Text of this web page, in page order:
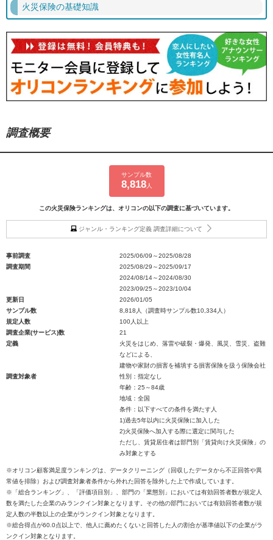
火災保険の基礎知識
調査概要
サンプル数
8,818人
この火災保険ランキングは、オリコンの以下の調査に基づいています。
ジャンル・ランキング定義 調査詳細について
事前調査
2025/06/09～2025/08/28
調査期間
2025/08/29～2025/09/17
2024/08/14～2024/08/30
2023/09/25～2023/10/04
更新日
2026/01/05
サンプル数
8,818人（調査時サンプル数10,334人）
規定人数
100人以上
調査企業(サービス)数
21
定義
火災をはじめ、落雷や破裂・爆発、風災、雪災、盗難
などによる、
建物や家財の損害を補填する損害保険を扱う保険会社
調査対象者
性別：指定なし
年齢：25～84歳
地域：全国
条件：以下すべての条件を満たす人
1)過去5年以内に火災保険に加入した
2)火災保険へ加入する際に選定に関与した
ただし、賃貸居住者は部門別「賃貸向け火災保険」の
み対象とする
※オリコン顧客満足度ランキングは、データクリーニング（回収したデータから不正回答や異
常値を排除）および調査対象者条件から外れた回答を除外した上で作成しています。
※「総合ランキング」、「評価項目別」、部門の「業態別」においては有効回答者数が規定人
数を満たした企業のみランクイン対象となります。その他の部門においては有効回答者数が規
定人数の半数以上の企業がランクイン対象となります。
※総合得点が60.0点以上で、他人に薦めたくないと回答した人の割合が基準値以下の企業がラ
ンクイン対象となります。